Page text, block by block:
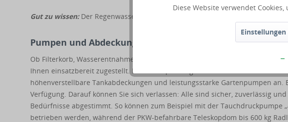
Gut zu wissen:Der Regenwasserflachtank Kunststoff 4000 l ist weder
Pumpen und Abdeckungen nach Bedarf. Beim Zubehör
Ob Filterkorb, Wasserentnahmebox, Saugschlauch oder Pumpe, der 4000 l
Ihnen einsatzbereit zugestellt. Für die Anpassung an individuelle Vor-Ort-
höhenverstellbare Tankabdeckungen und leistungsstarke Gartenpumpen
Verfügung. Darauf können Sie sich verlassen: Alle sind sicher, zuverlässig
Bedürfnisse abgestimmt. So können zum Beispiel mit der Tauchdruckpumpe
betrieben werden, während der PKW-befahrbare Teleskopdom bis 600 kg
Diese Website verwendet